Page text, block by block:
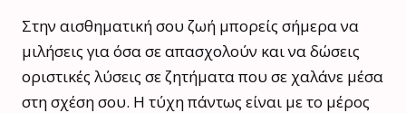
Στην αισθηματική σου ζωή μπορείς σήμερα να
μιλήσεις για όσα σε απασχολούν και να δώσεις
οριστικές λύσεις σε ζητήματα που σε χαλάνε μέσα
στη σχέση σου. Η τύχη πάντως είναι με το μέρος